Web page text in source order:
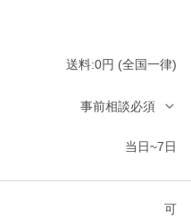
送料:0円 (全国一律)
事前相談必須
当日~7日
可